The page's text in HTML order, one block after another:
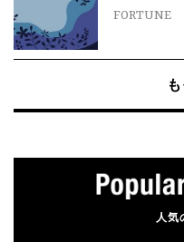
FORTUNE
人気